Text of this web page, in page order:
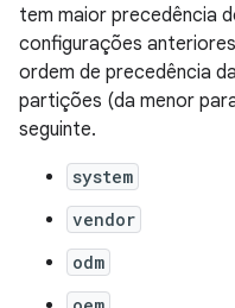
tem maior precedência
configurações
ordem de precedência
partições (da menor
seguinte.
system
vendor
odm